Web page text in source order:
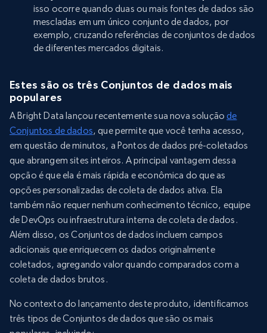
isso ocorre quando duas ou mais fontes de dados são
mescladas em um único conjunto de dados, por
exemplo, cruzando referências de conjuntos de dados
de diferentes mercados digitais.
Estes são os três Conjuntos de dados mais
populares
A Bright Data lançou recentemente sua nova soluçãode
Conjuntos de dados, que permite que você tenha acesso,
em questão de minutos, a Pontos de dados pré-coletados
que abrangem sites inteiros. A principal vantagem dessa
opção é que ela é mais rápida e econômica do que as
opções personalizadas de coleta de dados ativa. Ela
também não requer nenhum conhecimento técnico, equipe
de DevOps ou infraestrutura interna de coleta de dados.
Além disso, os Conjuntos de dados incluem campos
adicionais que enriquecem os dados originalmente
coletados, agregando valor quando comparados com a
coleta de dados brutos.
No contexto do lançamento deste produto, identificamos
três tipos de Conjuntos de dados que são os mais